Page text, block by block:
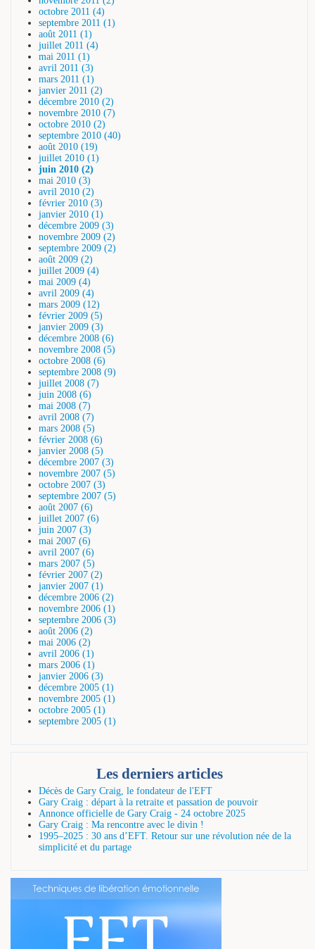
octobre 2011 (4)
septembre 2011 (1)
août 2011 (1)
juillet 2011 (4)
mai 2011 (1)
avril 2011 (3)
mars 2011 (1)
janvier 2011 (2)
décembre 2010 (2)
novembre 2010 (7)
octobre 2010 (2)
septembre 2010 (40)
août 2010 (19)
juillet 2010 (1)
juin 2010 (2)
mai 2010 (3)
avril 2010 (2)
février 2010 (3)
janvier 2010 (1)
décembre 2009 (3)
novembre 2009 (2)
septembre 2009 (2)
août 2009 (2)
juillet 2009 (4)
mai 2009 (4)
avril 2009 (4)
mars 2009 (12)
février 2009 (5)
janvier 2009 (3)
décembre 2008 (6)
novembre 2008 (5)
octobre 2008 (6)
septembre 2008 (9)
juillet 2008 (7)
juin 2008 (6)
mai 2008 (7)
avril 2008 (7)
mars 2008 (5)
février 2008 (6)
janvier 2008 (5)
décembre 2007 (3)
novembre 2007 (5)
octobre 2007 (3)
septembre 2007 (5)
août 2007 (6)
juillet 2007 (6)
juin 2007 (3)
mai 2007 (6)
avril 2007 (6)
mars 2007 (5)
février 2007 (2)
janvier 2007 (1)
décembre 2006 (2)
novembre 2006 (1)
septembre 2006 (3)
août 2006 (2)
mai 2006 (2)
avril 2006 (1)
mars 2006 (1)
janvier 2006 (3)
décembre 2005 (1)
novembre 2005 (1)
octobre 2005 (1)
septembre 2005 (1)
Les derniers articles
Décès de Gary Craig, le fondateur de l'EFT
Gary Craig : départ à la retraite et passation de pouvoir
Annonce officielle de Gary Craig - 24 octobre 2025
Gary Craig : Ma rencontre avec le divin !
1995–2025 : 30 ans d’EFT. Retour sur une révolution née de la
simplicité et du partage